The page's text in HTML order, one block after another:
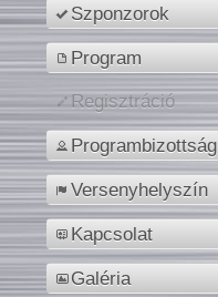
Szponzorok
Program
Regisztráció
Programbizottság
Versenyhelyszín
Kapcsolat
Galéria